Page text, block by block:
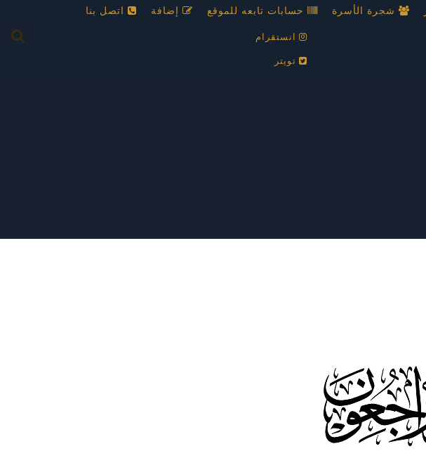
شجرة الأسرة حسابات تابعه للموقع
انستقرام
تويتر
إضافة اتصل بنا